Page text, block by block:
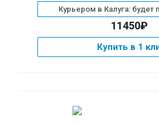
Курьером в Калуга: будет
11450₽
Купить в 1